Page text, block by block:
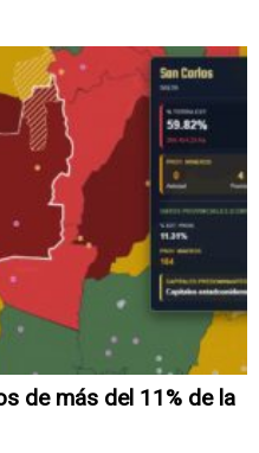
de más del 11% de la